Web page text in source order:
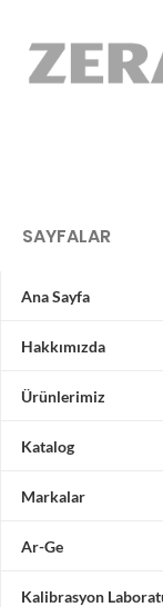
SAYFALAR
Ana Sayfa
Hakkımızda
Ürünlerimiz
Katalog
Markalar
Ar-Ge
Kalibrasyon